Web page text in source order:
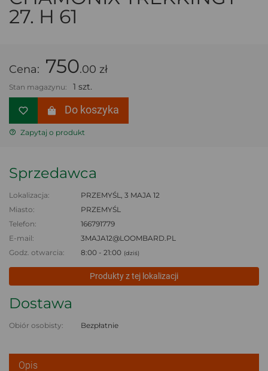
27. H 61
Cena: 750.00 zł
Stan magazynu: 1 szt.
Do koszyka
Zapytaj o produkt
Sprzedawca
Lokalizacja:
PRZEMYŚL, 3 MAJA 12
Miasto:
PRZEMYŚL
Telefon:
166791779
E-mail:
3MAJA12@LOOMBARD.PL
Godz. otwarcia:
8:00 - 21:00 (dziś)
Produkty z tej lokalizacji
Dostawa
Obiór osobisty: Bezpłatnie
Opis